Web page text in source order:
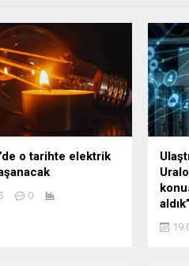
o tarihte elektrik
0
aldık”